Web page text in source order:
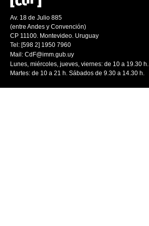
Av. 18 de Julio 885
(entre Andes y Convención)
CP 11100. Montevideo. Uruguay
Tel: [598 2] 1950 7960
Mail: CdF@imm.gub.uy
Lunes, miércoles, jueves, viernes: de 10 a 19.30 h.
Martes: de 10 a 21 h. Sábados de 9.30 a 14.30 h.